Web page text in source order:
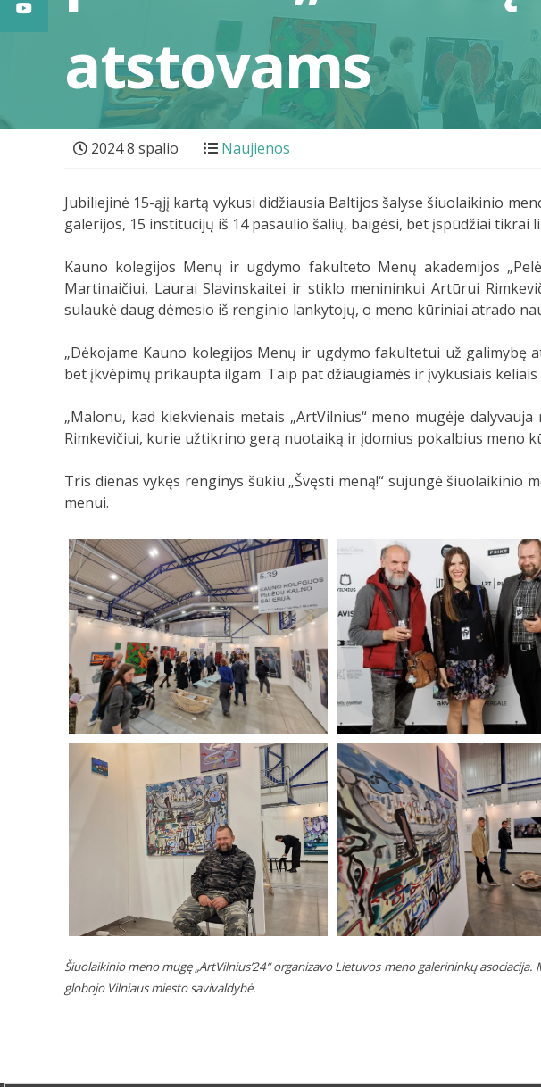
atstovams
2024 8 spalio Naujienos
Jubiliejinė 15-ąjį kartą vykusi didžiausia Baltijos šalyse šiuolaikinio
galerijos, 15 institucijų iš 14 pasaulio šalių, baigėsi, bet įspūdžiai tikrai
Kauno kolegijos Menų ir ugdymo fakulteto Menų akademijos
Martinaičiui, Laurai Slavinskaitei ir stiklo menininkui Artūrui
sulaukė daug dėmesio iš renginio lankytojų, o meno kūriniai atrado
„Dėkojame Kauno kolegijos Menų ir ugdymo fakultetui už galimybę
bet įkvėpimų prikaupta ilgam. Taip pat džiaugiamės ir įvykusiais
„Malonu, kad kiekvienais metais „ArtVilnius“ meno mugėje dalyvauja
Rimkevičiui, kurie užtikrino gerą nuotaiką ir įdomius pokalbius meno
Tris dienas vykęs renginys šūkiu „Švęsti meną!“ sujungė
menui.
Šiuolaikinio meno mugę „ArtVilnius’24“ organizavo Lietuvos meno galerininkų
globojo Vilniaus miesto savivaldybė.